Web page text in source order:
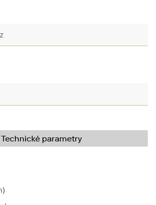
Technické parametry